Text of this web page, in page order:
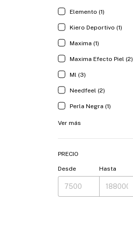
Elemento (1)
Kiero Deportivo (1)
Maxima (1)
Maxima Efecto Piel (2)
Ml (3)
Needfeel (2)
Perla Negra (1)
Ver más
PRECIO
Desde Hasta